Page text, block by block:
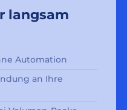
langsam
Automation
an Ihre